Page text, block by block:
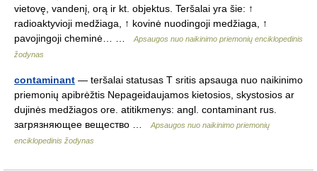
vietovę, vandenį, orą ir kt. objektus. Teršalai yra šie: ↑
radioaktyvioji medžiaga, ↑ kovinė nuodingoji medžiaga, ↑
pavojingoji cheminė… …
Apsaugos nuo naikinimo priemonių enciklopedinis
žodynas
contaminant — teršalai statusas T sritis apsauga nuo naikinimo
priemonių apibrėžtis Nepageidaujamos kietosios, skystosios ar
dujinės medžiagos ore. atitikmenys: angl. contaminant rus.
загрязняющее вещество …
Apsaugos nuo naikinimo priemonių
enciklopedinis žodynas